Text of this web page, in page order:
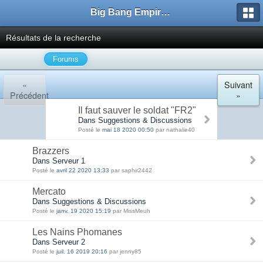
Big Bang Empire - Forum
Résultats de la recherche
Forums
«
Précédent
Suivant
»
Il faut sauver le soldat "FR2"
Dans Suggestions & Discussions
Posté le mai 18 2020 00:50 par nathalie40
Brazzers
Dans Serveur 1
Posté le avril 22 2020 13:33 par saphir2442
Mercato
Dans Suggestions & Discussions
Posté le janv. 19 2020 15:19 par MissMeuh
Les Nains Phomanes
Dans Serveur 2
Posté le juil. 16 2019 20:16 par jenny85